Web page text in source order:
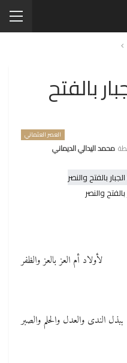
بالفتح
العصر العثماني
محمد اليدالي الديماني
والنصر
لأولاد أم العز بالعز والظفر
ببذل الندى والعدل والحلم والصبر